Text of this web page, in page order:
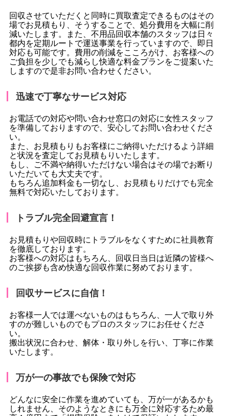
回収させていただくと同時に買取査定できるものはその
場でお見積もり、そうすることで、処分費用を大幅に削
減いたします。また、不用品回収本舗のスタッフは日々
都内を定期ルートで運送事業を行っていますので、即日
対応も可能です。費用の削減をこころがけ、お客様への
ご負担を少しでも減らし快適な料金プランをご提案いた
しますので是非お問い合わせください。
迅速で丁寧なサービス対応
お電話での対応や問い合わせ窓口の対応に女性スタッフ
を準備しておりますので、安心してお問い合わせくださ
い。
また、お見積もりもお客様にご納得いただけるよう詳細
と状況を査定してお見積もりいたします。
もし、ご不満や納得いただけない場合はその場でお断り
いただいても大丈夫です。
もちろん追加料金も一切なし、お見積もりだけでも完全
無料で対応いたしております。
トラブル完全回避宣言！
お見積もりや回収時にトラブルをなくすために社員教育
を徹底しております。
お客様への対応はもちろん、回収日当日は近隣の皆様へ
のご挨拶も含め快適な回収作業に努めております。
回収サービスに自信！
お客様一人では運べないものはもちろん、一人で取り外
すのが難しいものでもプロのスタッフにお任せくださ
い。
搬出状況に合わせ、解体・取り外しを行い、丁寧に作業
いたします。
万が一の事故でも保険で対応
どんなに安全に作業を進めていても、万が一があるかも
しれません、そのようなときにも万全に対応するため最